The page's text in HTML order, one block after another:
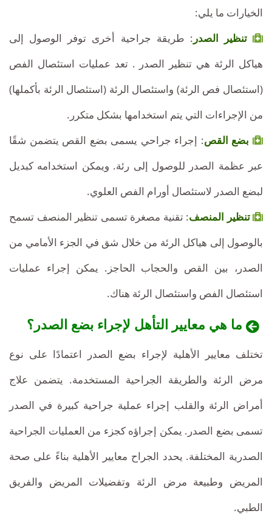
الخيارات ما يلي:
تنظير الصدر : طريقة جراحية أخرى توفر الوصول إلى
هياكل الرئة هي تنظير الصدر . تعد عمليات استئصال الفص
(استئصال فص الرئة) واستئصال الرئة (استئصال الرئة بأكملها)
من الإجراءات التي يتم استخدامها بشكل متكرر.
بضع القص: إجراء جراحي يسمى بضع القص يتضمن شقًا
عبر عظمة الصدر للوصول إلى رئة. ويمكن استخدامه كبديل
لبضع الصدر لاستئصال أورام الفص العلوي.
تنظير المنصف: تقنية مصغرة تسمى تنظير المنصف تسمح
بالوصول إلى هياكل الرئة من خلال شق في الجزء الأمامي من
الصدر، بين القص والحجاب الحاجز. يمكن إجراء عمليات
استئصال الفص واستئصال الرئة هناك.
ما هي معايير التأهل لإجراء بضع الصدر؟
تختلف معايير الأهلية لإجراء بضع الصدر اعتمادًا على نوع
مرض الرئة والطريقة الجراحية المستخدمة. يتضمن علاج
أمراض الرئة والقلب إجراء عملية جراحية كبيرة في الصدر
تسمى بضع الصدر. يمكن إجراؤه كجزء من العمليات الجراحية
الصدرية المختلفة. يحدد الجراح معايير الأهلية بناءً على صحة
المريض وطبيعة مرض الرئة وتفضيلات المريض والفريق
الطبي.